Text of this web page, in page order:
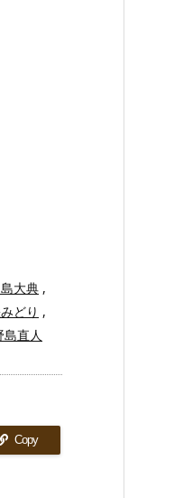
大典 ,
どり ,
島直人
Copy